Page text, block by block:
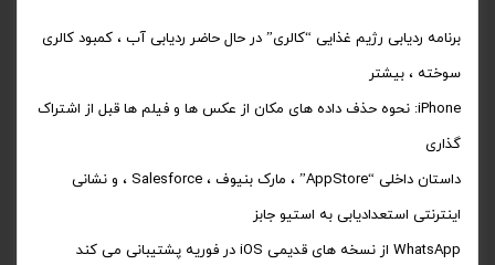
برنامه ردیابی رژیم غذایی “کالری” در حال حاضر ردیابی آب ، کمبود کالری
سوخته ، بیشتر
iPhone: نحوه حذف داده های مکان از عکس ها و فیلم ها قبل از اشتراک
گذاری
داستان داخلی “AppStore” ، مارک بنیوف ، Salesforce ، و نشانی
اینترنتی استعدادیابی به استیو جابز
WhatsApp از نسخه های قدیمی iOS در فوریه پشتیبانی می کند